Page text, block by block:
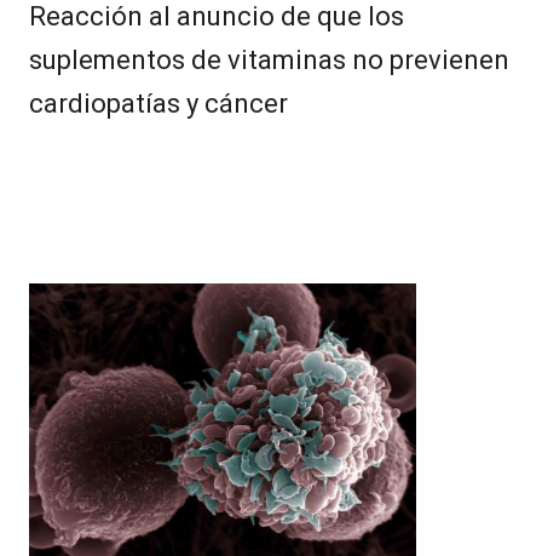
Reacción al anuncio de que los
suplementos de vitaminas no previenen
cardiopatías y cáncer